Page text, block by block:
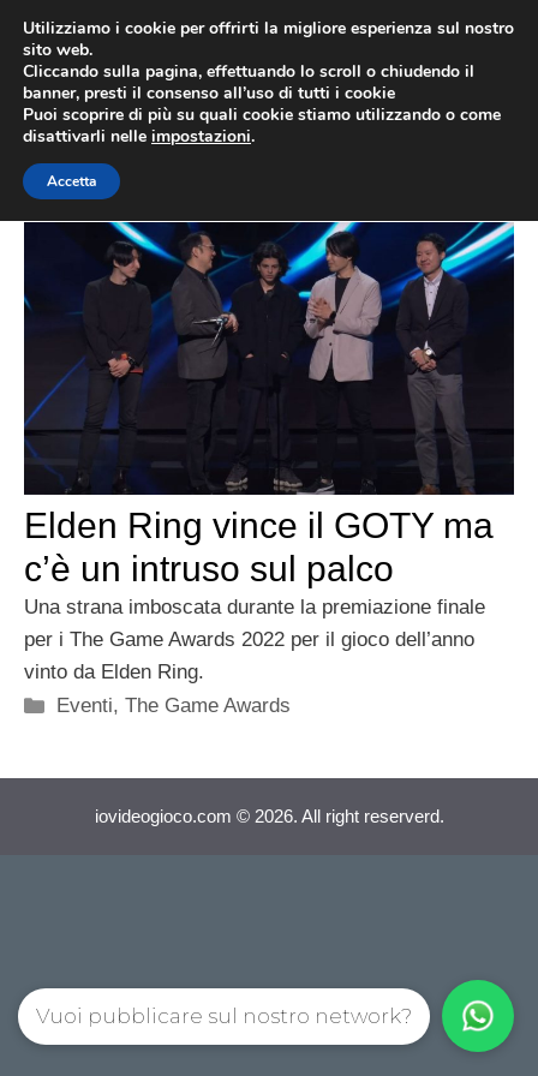
contenuto
Game Awards 2022
Elden Ring vince il GOTY ma
c’è un intruso sul palco
Una strana imboscata durante la premiazione finale
per i The Game Awards 2022 per il gioco dell’anno
vinto da Elden Ring.
Categorie
Eventi,The Game Awards
iovideogioco.com © 2026. All right reserverd.
Utilizziamo i cookie per offrirti la migliore esperienza sul nostro
sito web.
Cliccando sulla pagina, effettuando lo scroll o chiudendo il
banner, presti il consenso all’uso di tutti i cookie
Puoi scoprire di più su quali cookie stiamo utilizzando o come
disattivarli nelle impostazioni.
Accetta
Vuoi pubblicare sul nostro network?